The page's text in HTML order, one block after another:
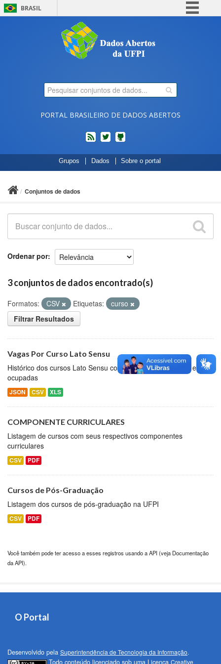
BRASIL
Comunica BR
Participe
Legislação
PORTAL BRASILEIRO DE DADOS ABERTOS
feed twitterCódigos
fonte
de
no
Grupos Dados Sobre o portal
Conjuntos de dados
Ordenar por
3 conjuntos de dados encontrado(s)
Formatos: CSV Etiquetas:
curso
Filtrar Resultados
Vagas Por Curso Lato Sensu
Histórico dos cursos Lato Sensu com as vagas disponíveis e
ocupadas
JSON CSV XLS
COMPONENTE CURRICULARES
Listagem de cursos com seus respectivos componentes
curriculares
CSV PDF
Cursos de Pós-Graduação
Listagem dos cursos de pós-graduação na UFPI
CSV PDF
Você também pode ter acesso a esses registros usando aAPI(veja Documentação
da API).
O Portal
Desenvolvido pela Superintendência de Tecnologia da Informação.
Creative